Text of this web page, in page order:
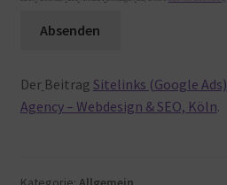
Der Beitrag Sitelinks (Google Ads)
Agency – Webdesign & SEO, Köln.